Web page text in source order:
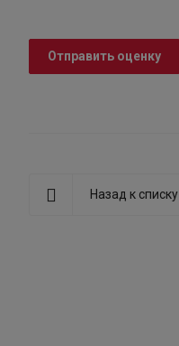
Отправить оценку
Назад к списку